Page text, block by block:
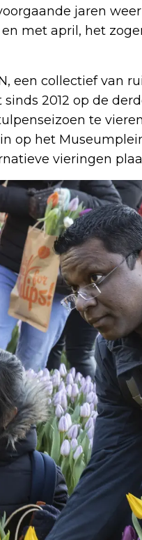
jaren
met april, het
een collectief van
2012 op de
te
het
vieringen